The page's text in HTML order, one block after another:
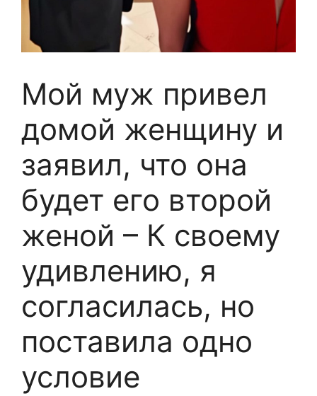
Мой муж привел
домой женщину и
заявил, что она
будет его второй
женой – К своему
удивлению, я
согласилась, но
поставила одно
условие